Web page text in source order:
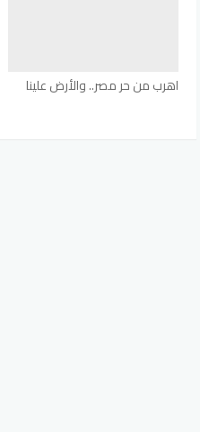
اهرب من حر مصر.. والأرض علينا